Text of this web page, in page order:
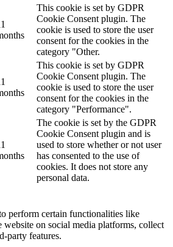
This cookie is set by GDPR
Cookie Consent plugin. The
cookie is used to store the user
consent for the cookies in the
category "Other.
This cookie is set by GDPR
Cookie Consent plugin. The
cookie is used to store the user
consent for the cookies in the
category "Performance".
The cookie is set by the GDPR
Cookie Consent plugin and is
used to store whether or not user
has consented to the use of
cookies. It does not store any
personal data.
perform certain functionalities like
website on social media platforms, collect
party features.